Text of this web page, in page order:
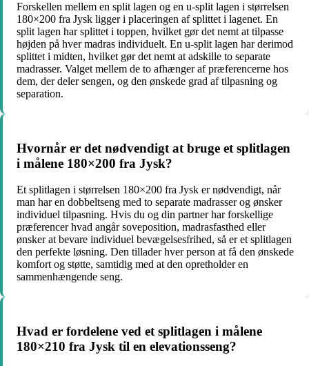
Forskellen mellem en split lagen og en u-split lagen i størrelsen
180×200 fra Jysk ligger i placeringen af splittet i lagenet. En
split lagen har splittet i toppen, hvilket gør det nemt at tilpasse
højden på hver madras individuelt. En u-split lagen har derimod
splittet i midten, hvilket gør det nemt at adskille to separate
madrasser. Valget mellem de to afhænger af præferencerne hos
dem, der deler sengen, og den ønskede grad af tilpasning og
separation.
Hvornår er det nødvendigt at bruge et splitlagen
i målene 180×200 fra Jysk?
Et splitlagen i størrelsen 180×200 fra Jysk er nødvendigt, når
man har en dobbeltseng med to separate madrasser og ønsker
individuel tilpasning. Hvis du og din partner har forskellige
præferencer hvad angår soveposition, madrasfasthed eller
ønsker at bevare individuel bevægelsesfrihed, så er et splitlagen
den perfekte løsning. Den tillader hver person at få den ønskede
komfort og støtte, samtidig med at den opretholder en
sammenhængende seng.
Hvad er fordelene ved et splitlagen i målene
180×210 fra Jysk til en elevationsseng?